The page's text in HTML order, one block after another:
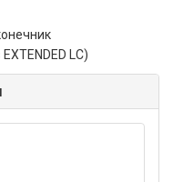
LC)